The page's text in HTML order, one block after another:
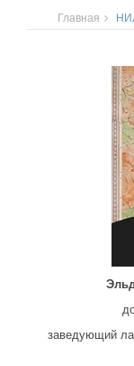
Главная
заведующий